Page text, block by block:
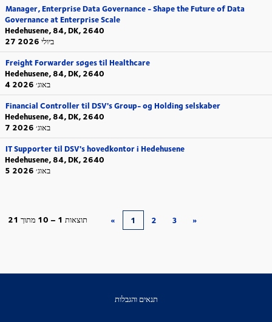
Manager, Enterprise Data Governance - Shape the Future of Data
Governance at Enterprise Scale
Hedehusene, 84, DK, 2640
27 ביולי 2026
Freight Forwarder søges til Healthcare
Hedehusene, 84, DK, 2640
4 באוג׳ 2026
Financial Controller til DSV's Group- og Holding selskaber
Hedehusene, 84, DK, 2640
7 באוג׳ 2026
IT Supporter til DSV's hovedkontor i Hedehusene
Hedehusene, 84, DK, 2640
5 באוג׳ 2026
תוצאות 1 – 10 מתוך 21 « 1 2 3 »
תנאים והגבלות